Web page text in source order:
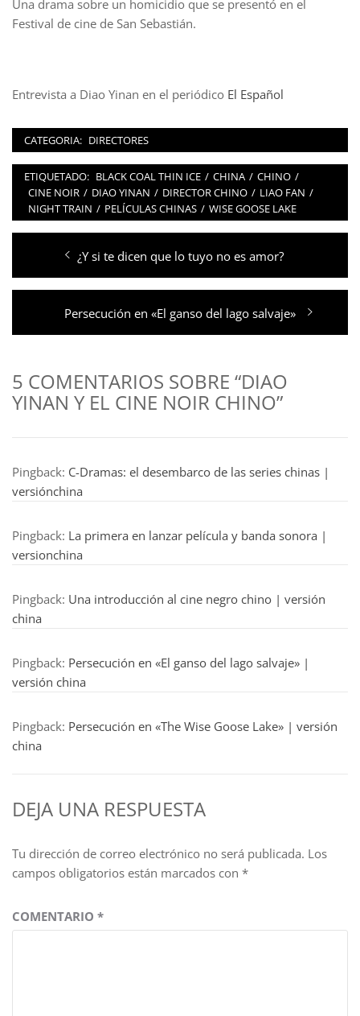
Una drama sobre un homicidio que se presentó en el
Festival de cine de San Sebastián.
Entrevista a Diao Yinan en el periódico El Español
CATEGORIA: DIRECTORES
ETIQUETADO: BLACK COAL THIN ICE / CHINA / CHINO /
CINE NOIR / DIAO YINAN / DIRECTOR CHINO / LIAO FAN /
NIGHT TRAIN / PELÍCULAS CHINAS / WISE GOOSE LAKE
Navegación
de
entradas
Entrada
anterior:
¿Y si te dicen que lo tuyo no es amor?
Entrada
siguiente:
Persecución en «El ganso del lago salvaje»
5 COMENTARIOS SOBRE “DIAO
YINAN Y EL CINE NOIR CHINO”
Pingback: C-Dramas: el desembarco de las series chinas |
versiónchina
Pingback: La primera en lanzar película y banda sonora |
versionchina
Pingback: Una introducción al cine negro chino | versión
china
Pingback: Persecución en «El ganso del lago salvaje» |
versión china
Pingback: Persecución en «The Wise Goose Lake» | versión
china
DEJA UNA RESPUESTA
Tu dirección de correo electrónico no será publicada. Los
campos obligatorios están marcados con *
COMENTARIO *